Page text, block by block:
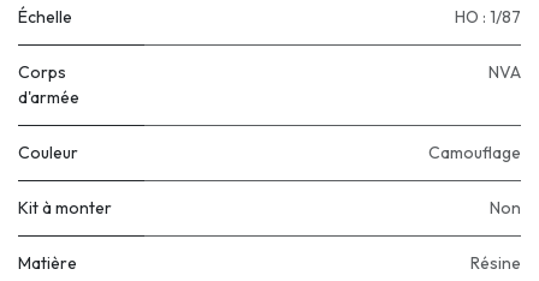
Échelle HO : 1/87
Corps
d'armée
NVA
Couleur Camouflage
Kit à monter Non
Matière Résine